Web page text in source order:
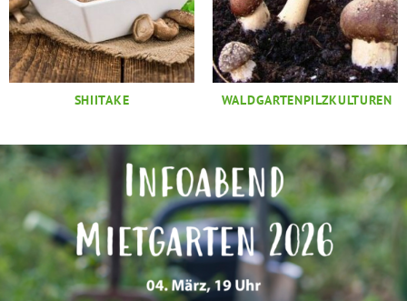
SHIITAKE WALDGARTENPILZKULTUREN